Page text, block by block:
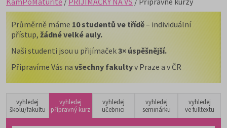
Průměrně máme 10 studentů ve třídě– individuální
přístup, žádné velké auly.
Naši studenti jsou u přijímaček3× úspěšnější.
Připravíme Vás na všechny fakultyv Praze a v ČR
vyhledej
školu/fakultu
vyhledej
přípravný kurz
vyhledej
učebnici
vyhledej
seminárku
vyhledej
ve fulltextu